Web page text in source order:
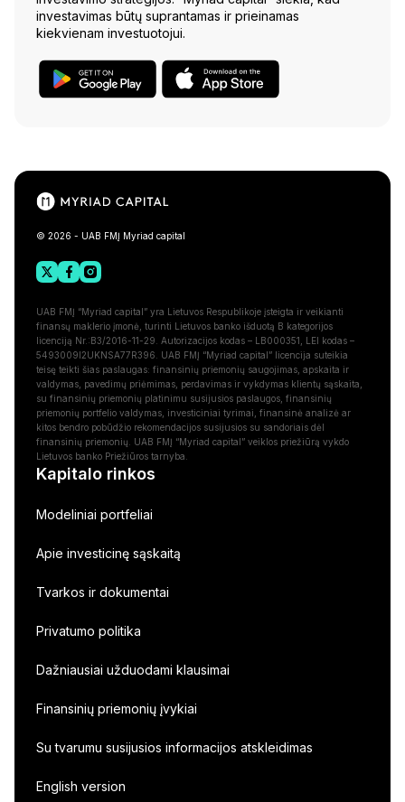
investavimas būtų suprantamas ir prieinamas
kiekvienam investuotojui.
© 2026 - UAB FMĮ Myriad capital
UAB FMĮ “Myriad capital” yra Lietuvos Respublikoje įsteigta ir veikianti
finansų maklerio įmonė, turinti Lietuvos banko išduotą B kategorijos
licenciją Nr.:B3/2016-11-29. Autorizacijos kodas – LB000351, LEI kodas –
5493009I2UKNSA77R396. UAB FMĮ “Myriad capital” licencija suteikia
teisę teikti šias paslaugas: finansinių priemonių saugojimas, apskaita ir
valdymas, pavedimų priėmimas, perdavimas ir vykdymas klientų sąskaita,
su finansinių priemonių platinimu susijusios paslaugos, finansinių
priemonių portfelio valdymas, investiciniai tyrimai, finansinė analizė ar
kitos bendro pobūdžio rekomendacijos susijusios su sandoriais dėl
finansinių priemonių. UAB FMĮ “Myriad capital” veiklos priežiūrą vykdo
Lietuvos banko Priežiūros tarnyba.
Kapitalo rinkos
Modeliniai portfeliai
Apie investicinę sąskaitą
Tvarkos ir dokumentai
Privatumo politika
Dažniausiai užduodami klausimai
Finansinių priemonių įvykiai
Su tvarumu susijusios informacijos atskleidimas
English version